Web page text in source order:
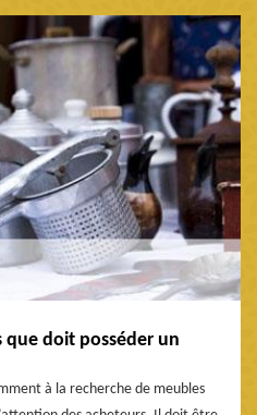
que doit posséder un
à la recherche de meubles